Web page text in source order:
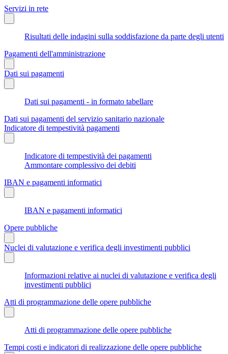
Servizi in rete
Risultati delle indagini sulla soddisfazione da parte degli utenti
Pagamenti dell'amministrazione
Dati sui pagamenti
Dati sui pagamenti - in formato tabellare
Dati sui pagamenti del servizio sanitario nazionale
Indicatore di tempestività pagamenti
Indicatore di tempestività dei pagamenti
Ammontare complessivo dei debiti
IBAN e pagamenti informatici
IBAN e pagamenti informatici
Opere pubbliche
Nuclei di valutazione e verifica degli investimenti pubblici
Informazioni relative ai nuclei di valutazione e verifica degli
investimenti pubblici
Atti di programmazione delle opere pubbliche
Atti di programmazione delle opere pubbliche
Tempi costi e indicatori di realizzazione delle opere pubbliche